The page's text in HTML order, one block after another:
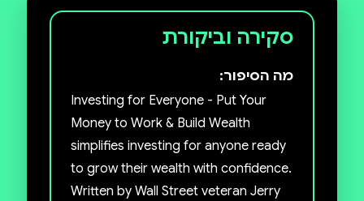
סקירה וביקורת
מה הסיפור:
Investing for Everyone - Put Your
Money to Work & Build Wealth
simplifies investing for anyone ready
to grow their wealth with confidence.
Written by Wall Street veteran Jerry